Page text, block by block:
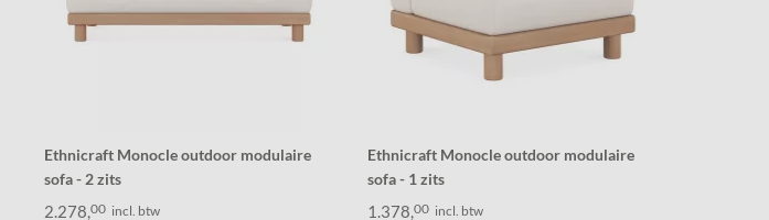
Ethnicraft Monocle outdoor modulaire
sofa - 2 zits
De Monocle outdoor modulaire sofa is
2.278,00 incl. btw
Ethnicraft Monocle outdoor modulaire
sofa - 1 zits
De Monocle outdoor modulaire sofa is
1.378,00 incl. btw